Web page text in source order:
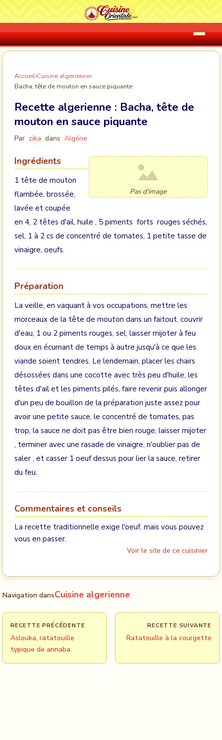
Accueil›Cuisine algerienne›
Bacha, tête de mouton en sauce piquante
Recette algerienne : Bacha, tête de
mouton en sauce piquante
Par zika dans Algérie
Pas d'image
Ingrédients
1 tête de mouton
flambée, brossée,
lavée et coupée
en 4, 2 têtes d'ail, huile , 5 piments forts rouges séchés,
sel, 1 à 2 cs de concentré de tomates, 1 petite tasse de
vinaigre, oeufs.
Préparation
La veille, en vaquant à vos occupations, mettre les
morceaux de la tête de mouton dans un faitout, couvrir
d'eau, 1 ou 2 piments rouges, sel, laisser mijoter à feu
doux en écumant de temps à autre jusqu'à ce que les
viande soient tendres. Le lendemain, placer les chairs
désossées dans une cocotte avec très peu d'huile, les
têtes d'ail et les piments pilés, faire revenir puis allonger
d'un peu de bouillon de la préparation juste assez pour
avoir une petite sauce, le concentré de tomates, pas
trop, la sauce ne doit pas être bien rouge, laisser mijoter
, terminer avec une rasade de vinaigre, n'oublier pas de
saler , et casser 1 oeuf dessus pour lier la sauce, retirer
du feu.
Commentaires et conseils
La recette traditionnelle exige l'oeuf, mais vous pouvez
vous en passer.
Voir le site de ce cuisinier
Navigation dansCuisine algerienne
RECETTE PRÉCÉDENTE
Aslouka, ratatouille
typique de annaba
RECETTE SUIVANTE
Ratatouille à la courgette